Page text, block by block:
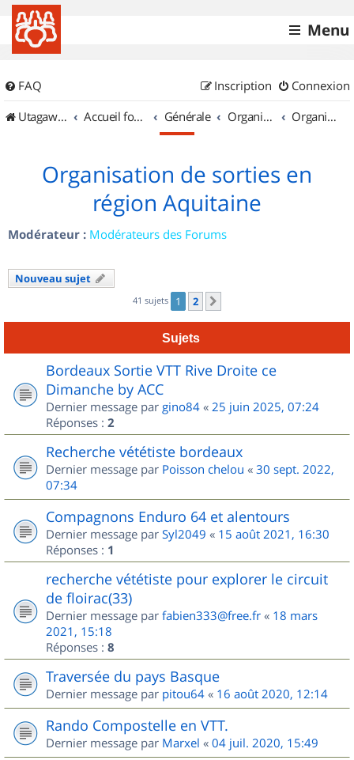
Menu
FAQ Connexion
Inscription
UtagawaVTT (Randos VTT et VTTAE avec traces GPS)
Accueil forum Générale Organisation de sorties & Recherche de partenaires Organisation de sorties en région Aquitaine
Organisation de sorties en
région Aquitaine
Modérateur : Modérateurs des Forums
Nouveau sujet
41 sujets 1 2
Sujets
Bordeaux Sortie VTT Rive Droite ce
Dimanche by ACC
Dernier message par gino84 « 25 juin 2025, 07:24
Réponses : 2
Recherche vététiste bordeaux
Dernier message par Poisson chelou « 30 sept. 2022,
07:34
Compagnons Enduro 64 et alentours
Dernier message par Syl2049 « 15 août 2021, 16:30
Réponses : 1
recherche vététiste pour explorer le circuit
de floirac(33)
Dernier message par fabien333@free.fr « 18 mars
2021, 15:18
Réponses : 8
Traversée du pays Basque
Dernier message par pitou64 « 16 août 2020, 12:14
Rando Compostelle en VTT.
Dernier message par Marxel « 04 juil. 2020, 15:49